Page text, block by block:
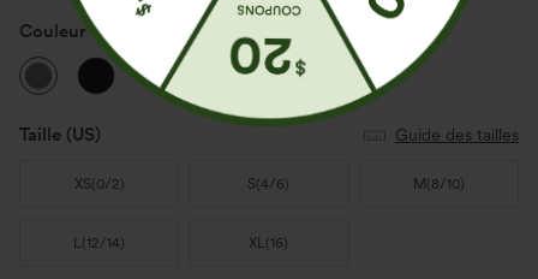
Couleur Dawn Brown
Taille (US) Guide des tailles
XS(0/2) S(4/6) M (8/10)
L(12/14) XL(16)